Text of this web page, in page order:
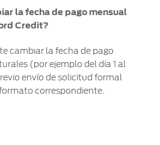
la fecha de pago mensual
Credit?
cambiar la fecha de pago
(por ejemplo del día 1 al
envío de solicitud formal
correspondiente.